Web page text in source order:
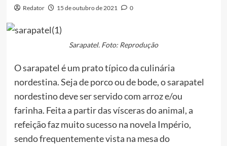
Redator 15 de outubro de 2021 0
Sarapatel. Foto: Reprodução
O sarapatel é um prato típico da culinária
nordestina. Seja de porco ou de bode, o sarapatel
nordestino deve ser servido com arroz e/ou
farinha. Feita a partir das vísceras do animal, a
refeição faz muito sucesso na novela Império,
sendo frequentemente vista na mesa do